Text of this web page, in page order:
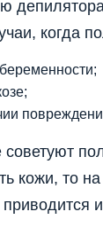
когда
кожи, то